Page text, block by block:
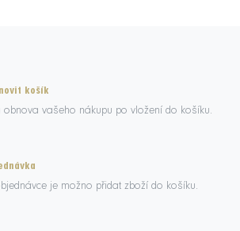
košík
obnova vašeho nákupu po vložení do košíku.
je možno přidat zboží do košíku.